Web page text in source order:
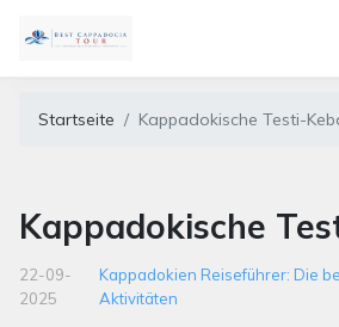
Startseite Kappadokische Testi-
Kappadokische
22-09-
2025
Kappadokien Reiseführer: Die
Aktivitäten